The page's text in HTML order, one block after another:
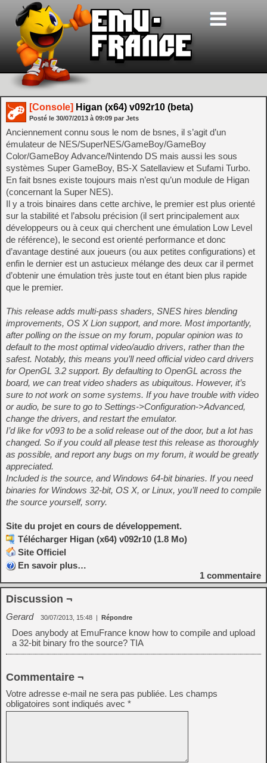
[Console] Higan (x64) v092r10 (beta)
Posté le 30/07/2013 à 09:09 par Jets
Anciennement connu sous le nom de bsnes, il s’agit d’un
émulateur de NES/SuperNES/GameBoy/GameBoy
Color/GameBoy Advance/Nintendo DS mais aussi les sous
systèmes Super GameBoy, BS-X Satellaview et Sufami Turbo.
En fait bsnes existe toujours mais n’est qu’un module de Higan
(concernant la Super NES).
Il y a trois binaires dans cette archive, le premier est plus orienté
sur la stabilité et l’absolu précision (il sert principalement aux
développeurs ou à ceux qui cherchent une émulation Low Level
de référence), le second est orienté performance et donc
d’avantage destiné aux joueurs (ou aux petites configurations) et
enfin le dernier est un astucieux mélange des deux car il permet
d’obtenir une émulation très juste tout en étant bien plus rapide
que le premier.
This release adds multi-pass shaders, SNES hires blending
improvements, OS X Lion support, and more. Most importantly,
after polling on the issue on my forum, popular opinion was to
default to the most optimal video/audio drivers, rather than the
safest. Notably, this means you’ll need official video card drivers
for OpenGL 3.2 support. By defaulting to OpenGL across the
board, we can treat video shaders as ubiquitous. However, it’s
sure to not work on some systems. If you have trouble with video
or audio, be sure to go to Settings->Configuration->Advanced,
change the drivers, and restart the emulator.
I’d like for v093 to be a solid release out of the door, but a lot has
changed. So if you could all please test this release as thoroughly
as possible, and report any bugs on my forum, it would be greatly
appreciated.
Included is the source, and Windows 64-bit binaries. If you need
binaries for Windows 32-bit, OS X, or Linux, you’ll need to compile
the source yourself, sorry.
Site du projet en cours de développement.
Télécharger Higan (x64) v092r10 (1.8 Mo)
Site Officiel
En savoir plus…
1 commentaire
Discussion ¬
Gerard 30/07/2013, 15:48 | Répondre
Does anybody at EmuFrance know how to compile and upload
a 32-bit binary fro the source? TIA
Commentaire ¬
Votre adresse e-mail ne sera pas publiée. Les champs
obligatoires sont indiqués avec *